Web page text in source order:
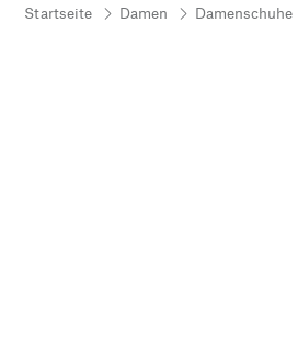
Startseite Damen Damenschuhe